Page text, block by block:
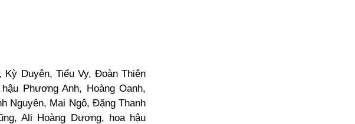
Duyên, Tiểu Vy, Đoàn Thiên
Phương Anh, Hoàng Oanh,
Nguyên, Mai Ngô, Đặng Thanh
Ali Hoàng Dương, hoa hậu